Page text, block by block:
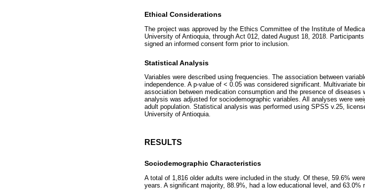
Ethical Considerations
The project was approved by the Ethics Committee of the Institute of
University of Antioquia, through Act 012, dated August 18, 2018.
signed an informed consent form prior to inclusion.
Statistical Analysis
Variables were described using frequencies. The association between
independence. A p-value of < 0.05 was considered significant. Multivariate
association between medication consumption and the presence of
analysis was adjusted for sociodemographic variables. All analyses were
adult population. Statistical analysis was performed using SPSS v.25,
University of Antioquia.
RESULTS
Sociodemographic Characteristics
A total of 1,816 older adults were included in the study. Of these, 59.6%
years. A significant majority, 88.9%, had a low educational level, and 63.0%